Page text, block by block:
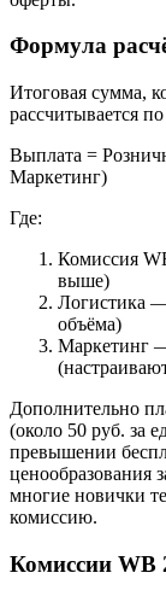
Формула
Итоговая сумма,
рассчитывается
Выплата =
Маркетинг)
Где:
Комиссия
выше)
Логистика
объёма)
Маркетинг
Дополнительно
(около 50 руб. за
превышении
ценообразования
многие новички
комиссию.
Комиссии WB